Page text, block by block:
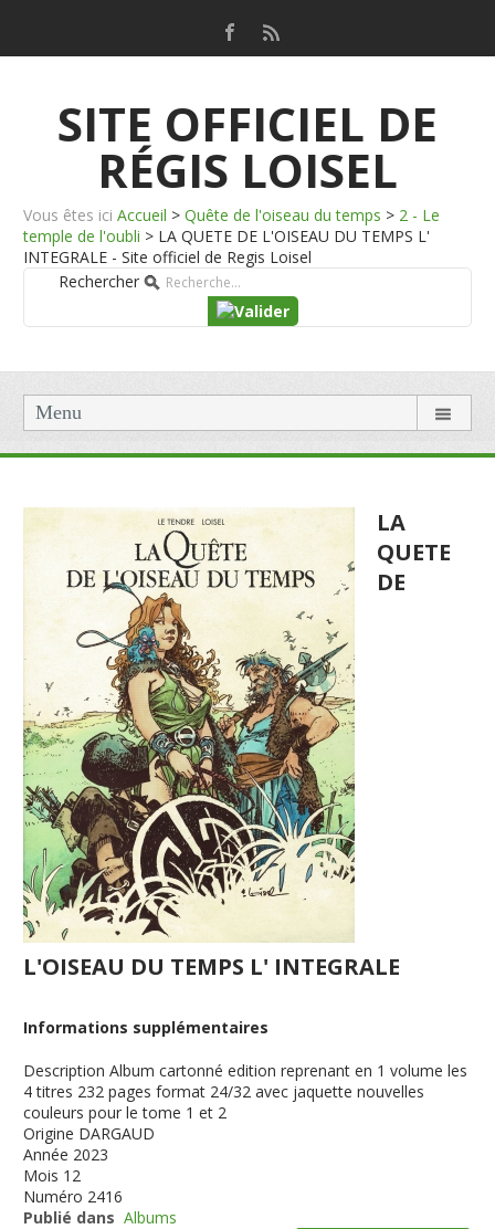
SITE OFFICIEL DE
RÉGIS LOISEL
Vous êtes ici Accueil > Quête de l'oiseau du temps > 2 - Le
temple de l'oubli > LA QUETE DE L'OISEAU DU TEMPS L'
INTEGRALE - Site officiel de Regis Loisel
Rechercher
Menu
LA
QUETE
DE
L'OISEAU DU TEMPS L' INTEGRALE
Informations supplémentaires
Description Album cartonné edition reprenant en 1 volume les
4 titres 232 pages format 24/32 avec jaquette nouvelles
couleurs pour le tome 1 et 2
Origine DARGAUD
Année 2023
Mois 12
Numéro 2416
Publié dans Albums